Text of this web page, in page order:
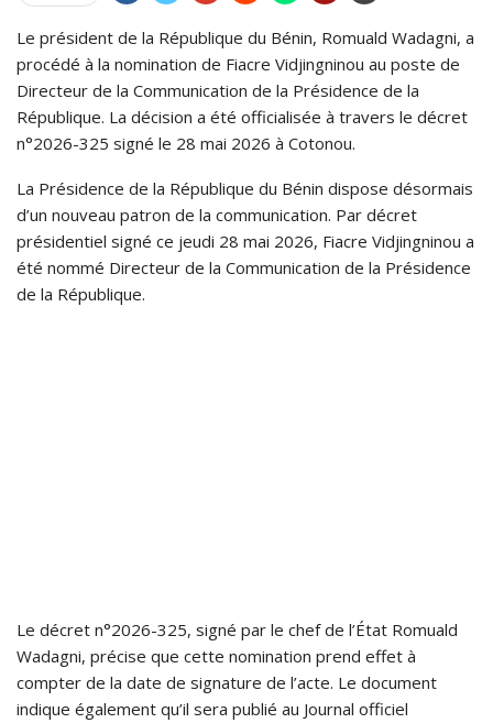
Le président de la République du Bénin, Romuald Wadagni, a
procédé à la nomination de Fiacre Vidjingninou au poste de
Directeur de la Communication de la Présidence de la
République. La décision a été officialisée à travers le décret
n°2026-325 signé le 28 mai 2026 à Cotonou.
La Présidence de la République du Bénin dispose désormais
d’un nouveau patron de la communication. Par décret
présidentiel signé ce jeudi 28 mai 2026, Fiacre Vidjingninou a
été nommé Directeur de la Communication de la Présidence
de la République.
Le décret n°2026-325, signé par le chef de l’État Romuald
Wadagni, précise que cette nomination prend effet à
compter de la date de signature de l’acte. Le document
indique également qu’il sera publié au Journal officiel